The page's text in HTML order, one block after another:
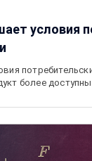
условия
более